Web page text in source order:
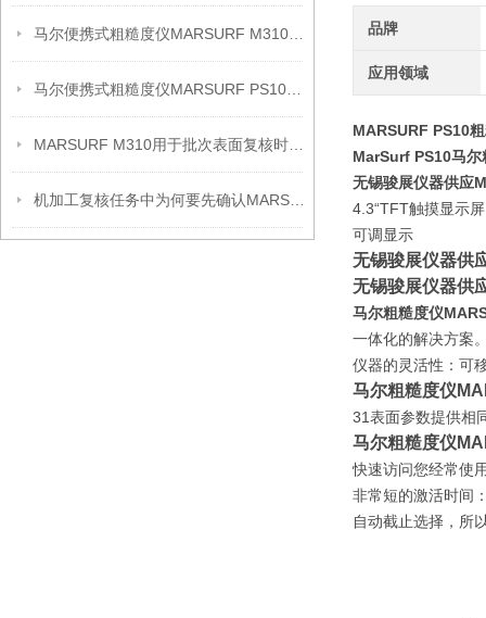
品牌
应用领域
MARSURF PS10
MarSurf PS10马尔
无锡骏展仪器供应
4.3“TFT触摸显示屏
可调显示
无锡骏展仪器供
无锡骏展仪器供
马尔粗糙度仪
一体化的解决方案
仪器的灵活性：可
马尔粗糙度仪
31表面参数提供相
马尔粗糙度仪
快速访问您经常使
非常短的激活时间
自动截止选择，所